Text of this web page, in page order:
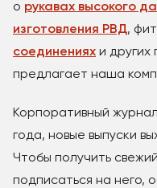
о рукавах высокого
изготовления РВД,
соединениях и других
предлагает наша
Корпоративный
года, новые выпуски
Чтобы получить
подписаться на него,